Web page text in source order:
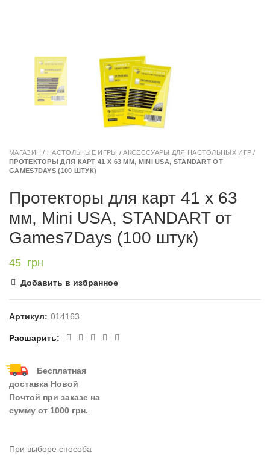
МАГАЗИН / НАСТОЛЬНЫЕ ИГРЫ /АКСЕССУАРЫ ДЛЯ НАСТОЛЬНЫХ ИГР /
ПРОТЕКТОРЫ ДЛЯ КАРТ 41 Х 63 ММ, MINI USA, STANDART ОТ
GAMES7DAYS (100 ШТУК)
Протекторы для карт 41 х 63
мм, Mini USA, STANDART от
Games7Days (100 штук)
45 грн
Добавить в избранное
Артикул: 014163
Расшарить
Бесплатная
доставка Новой
Почтой при заказе на
сумму от 1000 грн.
При выборе способа